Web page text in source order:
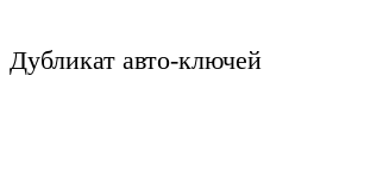
Дубликат авто-ключей